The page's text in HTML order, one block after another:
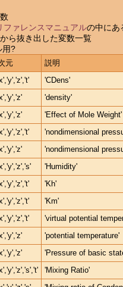
ァレンスマニュアルの中にあ
ら抜き出した変数一覧
用?
元
説明
'CDens'
'density'
'Effect of Mole Weight'
'nondimensional
'nondimensional
'Humidity'
'Kh'
'Km'
'virtual potential
'potential temperature'
'Pressure of basic
'Mixing Ratio'